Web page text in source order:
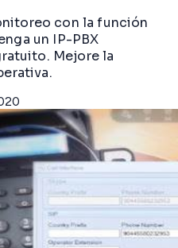
con la función
un IP-PBX
Mejore la